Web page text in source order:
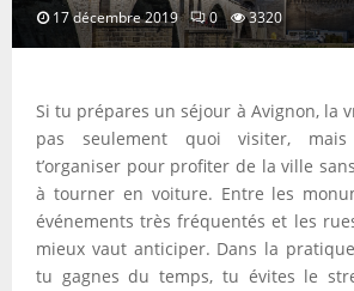
17 décembre 2019 0 3320
Si tu prépares un séjour à Avignon, la
pas seulement quoi visiter,
t’organiser pour profiter de la ville
à tourner en voiture. Entre les
événements très fréquentés et les
mieux vaut anticiper. Dans la
tu gagnes du temps, tu évites le